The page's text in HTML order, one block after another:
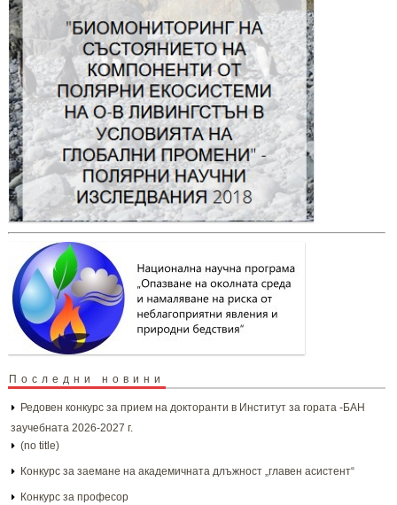
Последни новини
Редовен конкурс за прием на докторанти в Институт за гората -БАН
заучебната 2026-2027 г.
(no title)
Конкурс за заемане на академичната длъжност „главен асистент“
Конкурс за професор